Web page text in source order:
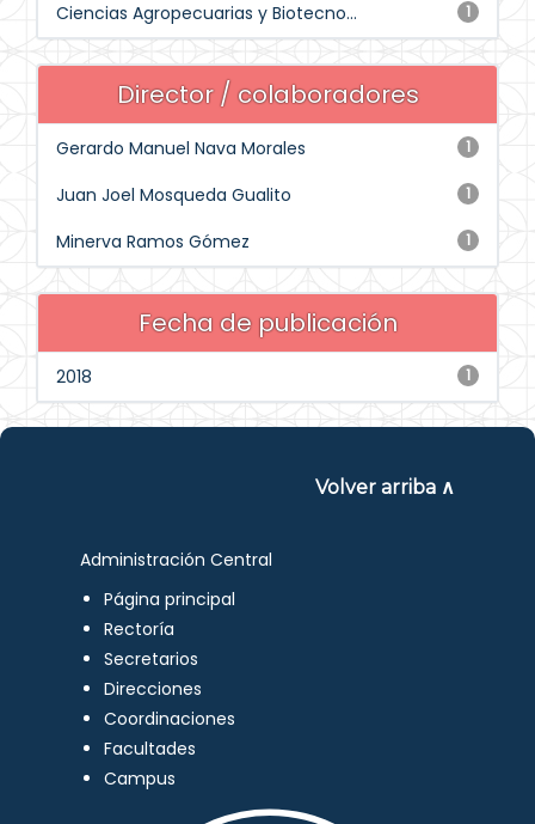
1
Ciencias Agropecuarias y Biotecno...
Director / colaboradores
1
Gerardo Manuel Nava Morales
1
Juan Joel Mosqueda Gualito
1
Minerva Ramos Gómez
Fecha de publicación
1
2018
Volver arriba ∧
Administración Central
Página principal
Rectoría
Secretarios
Direcciones
Coordinaciones
Facultades
Campus